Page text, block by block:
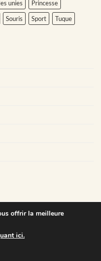
unies
Princesse
Souris Sport
Tuque
offrir la meilleure
ici.